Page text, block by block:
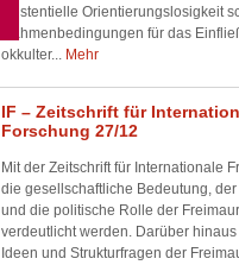
existentielle Orientierungslosigkeit
Rahmenbedingungen für das
okkulter... Mehr
IF – Zeitschrift für
Forschung 27/12
Mit der Zeitschrift für Internationale
die gesellschaftliche Bedeutung,
und die politische Rolle der
verdeutlicht werden. Darüber
Ideen und Strukturfragen der